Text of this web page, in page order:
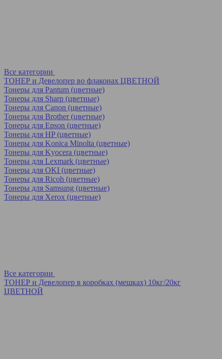
Все категории
ТОНЕР и Девелопер во флаконах ЦВЕТНОЙ
Тонеры для Pantum (цветные)
Тонеры для Sharp (цветные)
Тонеры для Canon (цветные)
Тонеры для Brother (цветные)
Тонеры для Epson (цветные)
Тонеры для HP (цветные)
Тонеры для Konica Minolta (цветные)
Тонеры для Kyocera (цветные)
Тонеры для Lexmark (цветные)
Тонеры для OKI (цветные)
Тонеры для Ricoh (цветные)
Тонеры для Samsung (цветные)
Тонеры для Xerox (цветные)
Все категории
ТОНЕР и Девелопер в коробках (мешках) 10кг/20кг
ЦВЕТНОЙ